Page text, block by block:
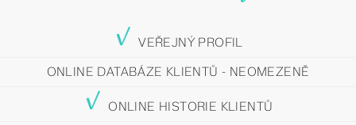
y VEŘEJNÝ PROFIL
ONLINE DATABÁZE KLIENTŮ - NEOMEZENĚ
y ONLINE HISTORIE KLIENTŮ